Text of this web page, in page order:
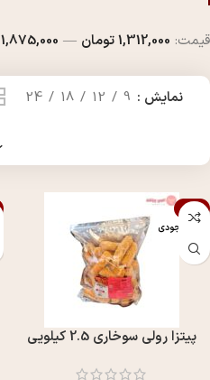
قيمت: 1,312,000 تومان — 1,875,000 تومان
نمایش 9
12
18
24
-5%
اتمام موجودی
پيتزا رولی سوخاری 2.5 کیلویی